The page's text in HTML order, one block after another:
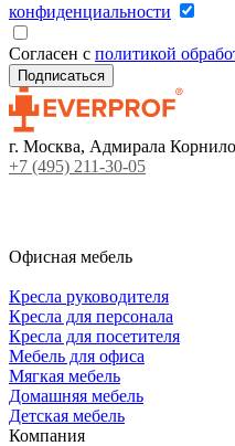
конфиденциальности
Согласен с политикой
г. Москва, Адмирала
+7 (495) 211-30-05
Офисная мебель
Кресла руководителя
Кресла для персонала
Кресла для посетителя
Мебель для офиса
Мягкая мебель
Домашняя мебель
Детская мебель
Компания